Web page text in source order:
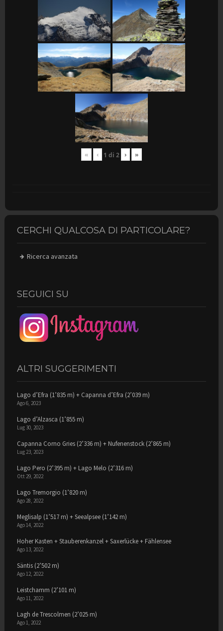
« ‹ 1 di 2 › »
CERCHI QUALCOSA DI PARTICOLARE?
Ricerca avanzata
SEGUICI SU
ALTRI SUGGERIMENTI
Lago d’Efra (1’835 m) + Capanna d’Efra (2’039 m)
Ago 6, 2023
Lago d’Alzasca (1’855 m)
Lug 30, 2023
Capanna Corno Gries (2’336 m) + Nufenenstock (2’865 m)
Lug 23, 2023
Lago Pero (2’395 m) + Lago Melo (2’316 m)
Ott 29, 2022
Lago Tremorgio (1’820 m)
Ago 28, 2022
Meglisalp (1’517 m) + Seealpsee (1’142 m)
Ago 14, 2022
Hoher Kasten + Stauberenkanzel + Saxerlücke + Fählensee
Ago 13, 2022
Säntis (2’502 m)
Ago 12, 2022
Leistchamm (2’101 m)
Ago 11, 2022
Lagh de Trescolmen (2’025 m)
Ago 1, 2022